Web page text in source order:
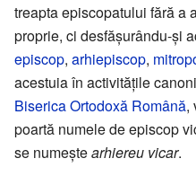
treapta episcopatului fără a
proprie, ci desfășurându-și
episcop, arhiepiscop,
acestuia în activitățile
Biserica Ortodoxă Română,
poartă numele de episcop
se numeștearhiereu vicar.